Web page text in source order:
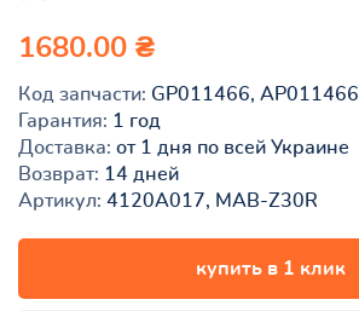
1680.00 ₴
Код запчасти: GP011466, AP011466
Гарантия: 1 год
Доставка: от 1 дня по всей Украине
Возврат: 14 дней
Артикул: 4120A017, MAB-Z30R
купить в 1 клик